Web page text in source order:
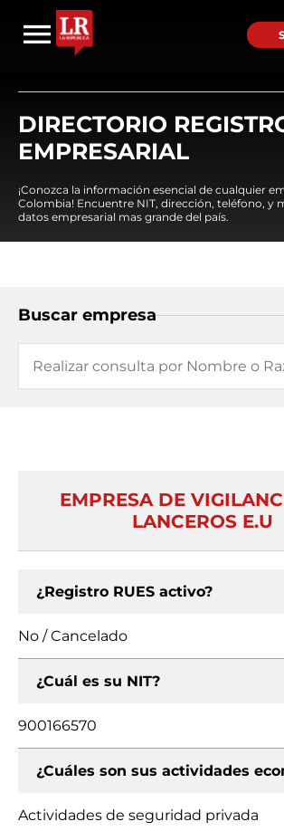
DIRECTORIO
EMPRESARIAL
¡Conozca la información esencial de cualquier
Colombia! Encuentre NIT, dirección, teléfono, y
datos empresarial mas grande del país.
Buscar empresa
EMPRESA DE
LANCEROS E.U
¿Registro RUES activo?
No / Cancelado
¿Cuál es su NIT?
900166570
¿Cuáles son sus actividades
Actividades de seguridad privada